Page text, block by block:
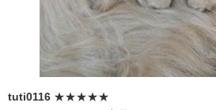
tuti0116 ★★★★★